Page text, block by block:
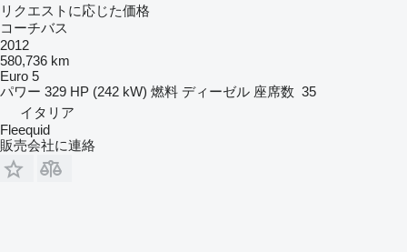
リクエストに応じた価格
コーチバス
2012
580,736 km
Euro 5
パワー 329 HP (242 kW) 燃料 ディーゼル 座席数 35
イタリア
Fleequid
販売会社に連絡